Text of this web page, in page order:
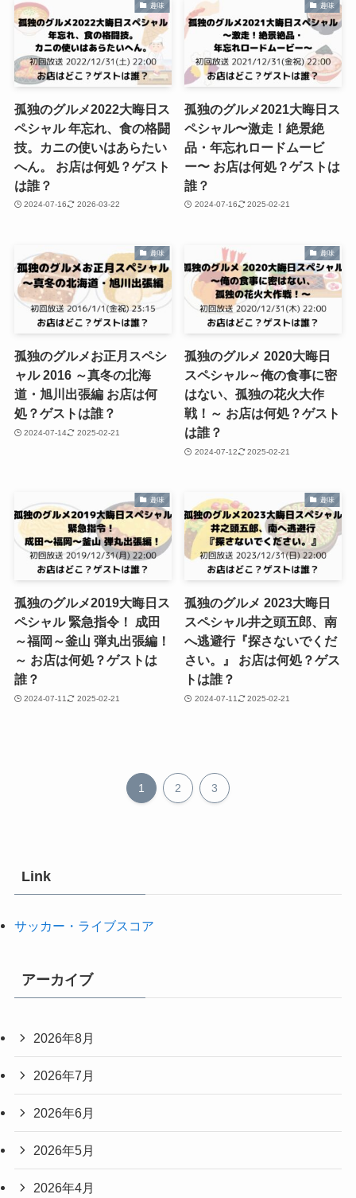
趣味
孤独のグルメ2022大晦日ス
ペシャル 年忘れ、食の格闘
技。カニの使いはあらたい
へん。 お店は何処？ゲスト
は誰？
2024-07-16 2026-03-22
趣味
孤独のグルメ2021大晦日ス
ペシャル〜激走！絶景絶
品・年忘れロードムービ
ー〜 お店は何処？ゲストは
誰？
2024-07-16 2025-02-21
趣味
孤独のグルメお正月スペシ
ャル 2016 ～真冬の北海
道・旭川出張編 お店は何
処？ゲストは誰？
2024-07-14 2025-02-21
趣味
孤独のグルメ 2020大晦日
スペシャル～俺の食事に密
はない、孤独の花火大作
戦！～ お店は何処？ゲスト
は誰？
2024-07-12 2025-02-21
趣味
孤独のグルメ2019大晦日ス
ペシャル 緊急指令！ 成田
～福岡～釜山 弾丸出張編！
～ お店は何処？ゲストは
誰？
2024-07-11 2025-02-21
趣味
孤独のグルメ 2023大晦日
スペシャル井之頭五郎、南
へ逃避行『探さないでくだ
さい。』 お店は何処？ゲス
トは誰？
2024-07-11 2025-02-21
1 2 3
Link
サッカー・ライブスコア
アーカイブ
2026年8月
2026年7月
2026年6月
2026年5月
2026年4月